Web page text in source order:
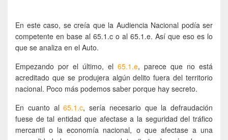
En este caso, se creía que la Audiencia Nacional podía ser
competente en base al 65.1.c o al 65.1.e. Así que eso es lo
que se analiza en el Auto.
Empezando por el último, el 65.1.e, parece que no está
acreditado que se produjera algún delito fuera del territorio
nacional. Poco más podemos saber porque hay secreto.
En cuanto al65.1.c, sería necesario que la defraudación
fuese de tal entidad que afectase a la seguridad del tráfico
mercantil o la economía nacional, o que afectase a una